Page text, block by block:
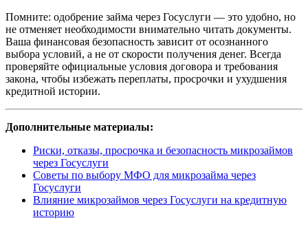
Помните: одобрение займа через Госуслуги — это удобно, но
не отменяет необходимости внимательно читать документы.
Ваша финансовая безопасность зависит от осознанного
выбора условий, а не от скорости получения денег. Всегда
проверяйте официальные условия договора и требования
закона, чтобы избежать переплаты, просрочки и ухудшения
кредитной истории.
Дополнительные материалы:
Риски, отказы, просрочка и безопасность микрозаймов
через Госуслуги
Советы по выбору МФО для микрозайма через
Госуслуги
Влияние микрозаймов через Госуслуги на кредитную
историю